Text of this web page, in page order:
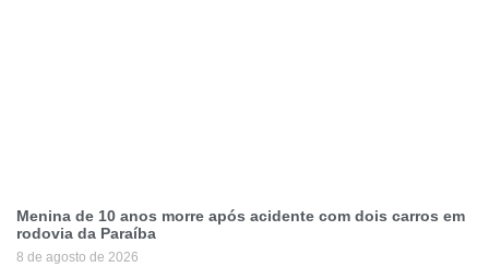
Menina de 10 anos morre após acidente com dois carros em
rodovia da Paraíba
8 de agosto de 2026